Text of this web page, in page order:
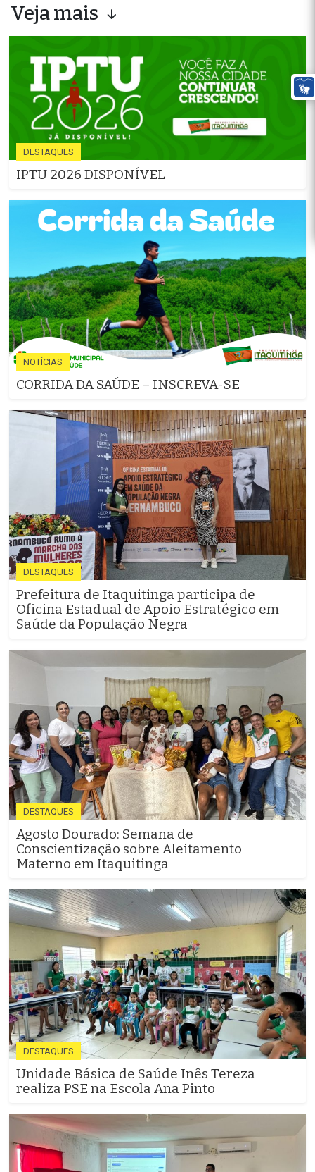
Veja mais
DESTAQUES
IPTU 2026 DISPONÍVEL
NOTÍCIAS
CORRIDA DA SAÚDE – INSCREVA-SE
DESTAQUES
Prefeitura de Itaquitinga participa de
Oficina Estadual de Apoio Estratégico em
Saúde da População Negra
DESTAQUES
Agosto Dourado: Semana de
Conscientização sobre Aleitamento
Materno em Itaquitinga
DESTAQUES
Unidade Básica de Saúde Inês Tereza
realiza PSE na Escola Ana Pinto